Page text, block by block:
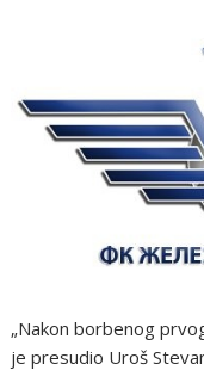
„Nakon borbenog
je presudio Uroš